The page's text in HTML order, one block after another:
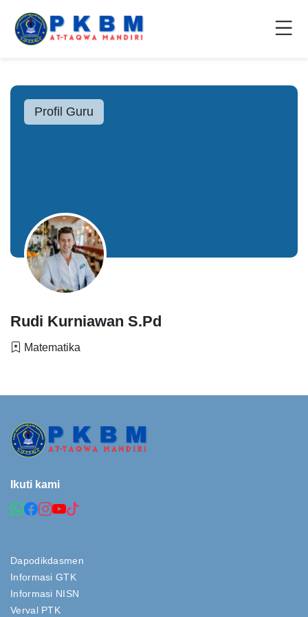
Profil Guru
Rudi Kurniawan S.Pd
Matematika
Ikuti kami
Dapodikdasmen
Informasi GTK
Informasi NISN
Verval PTK